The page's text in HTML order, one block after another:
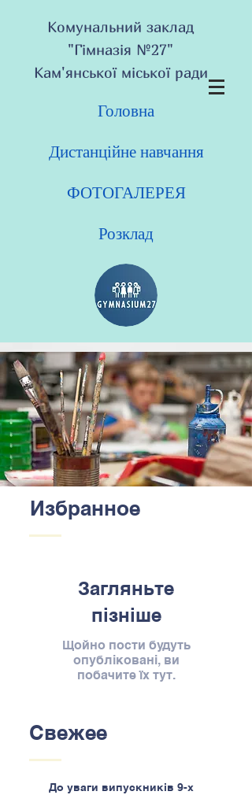
Комунальний заклад
"Гімназія №27"
Кам'янської міської ради
Головна
Дистанційне навчання
ФОТОГАЛЕРЕЯ
Розклад
Избранное
Загляньте
пізніше
Щойно пости будуть
опубліковані, ви
побачите їх тут.
Свежее
До уваги випускників 9-х